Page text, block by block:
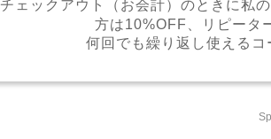
チェックアウト（お会計）のときに私
方は10%OFF、リピータ
何回でも繰り返し使える